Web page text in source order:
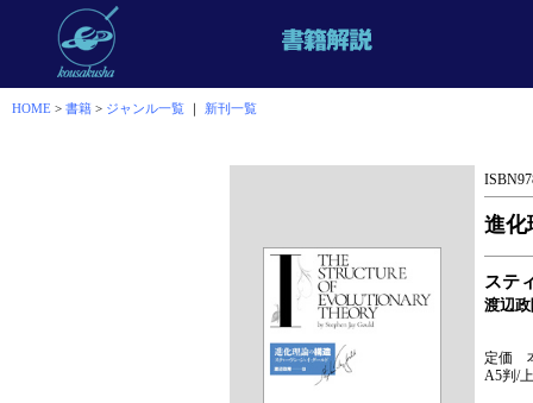
HOME > 書籍 > ジャンル一覧 ｜ 新刊一覧
進化
ステ
渡辺
定価
A5判/